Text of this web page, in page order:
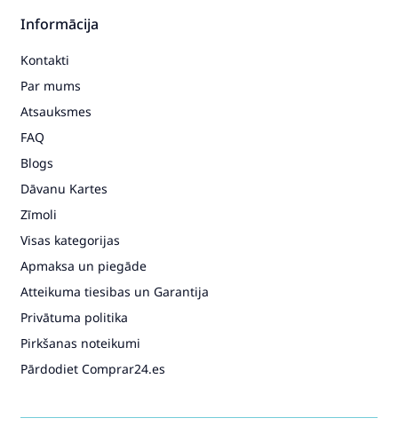
Informācija
Kontakti
Par mums
Atsauksmes
FAQ
Blogs
Dāvanu Kartes
Zīmoli
Visas kategorijas
Apmaksa un piegāde
Atteikuma tiesibas un Garantija
Privātuma politika
Pirkšanas noteikumi
Pārdodiet Comprar24.es